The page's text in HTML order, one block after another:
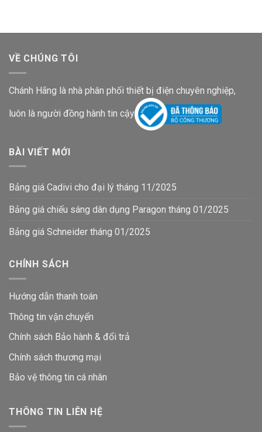
VỀ CHÚNG TÔI
Chánh Hãng là nhà phân phối thiết bị điện chuyên nghiệp,
luôn là người đồng hành tin cậy
BÀI VIẾT MỚI
Bảng giá Cadivi cho đại lý tháng 11/2025
Bảng giá chiếu sáng dân dụng Paragon tháng 01/2025
Bảng giá Schneider tháng 01/2025
CHÍNH SÁCH
Hướng dẫn thanh toán
Thông tin vận chuyển
Chính sách Bảo hành & đổi trả
Chính sách thương mại
Bảo vệ thông tin cá nhân
THÔNG TIN LIÊN HỆ